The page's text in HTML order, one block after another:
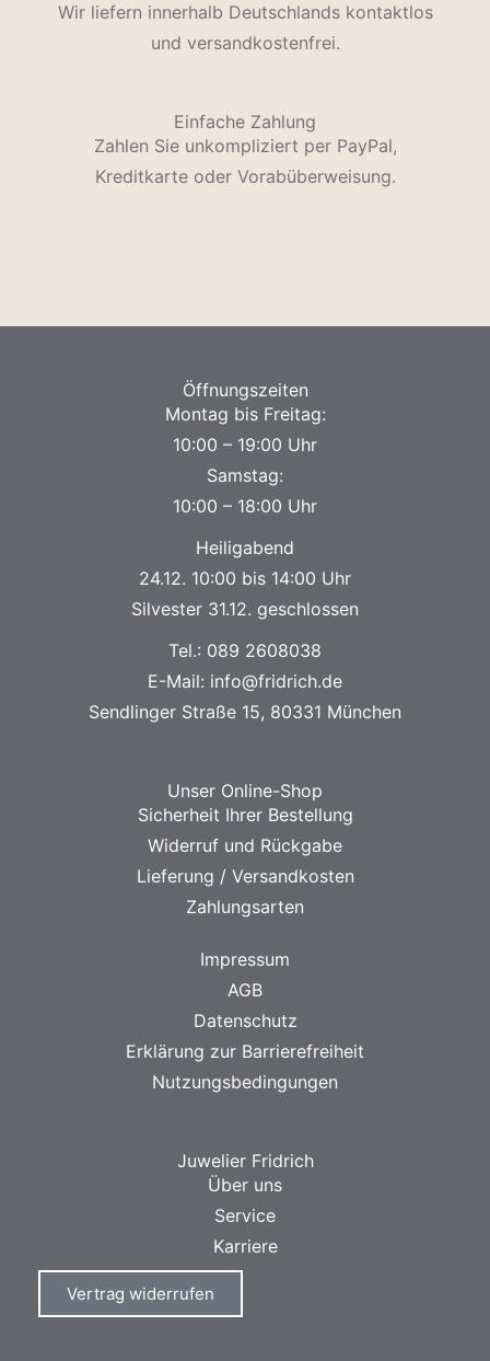
Wir liefern innerhalb Deutschlands kontaktlos
und versandkostenfrei.
Einfache Zahlung
Zahlen Sie unkompliziert per PayPal,
Kreditkarte oder Vorabüberweisung.
Öffnungszeiten
Montag bis Freitag:
10:00 – 19:00 Uhr
Samstag:
10:00 – 18:00 Uhr
Heiligabend
24.12. 10:00 bis 14:00 Uhr
Silvester 31.12. geschlossen
Tel.: 089 2608038
E-Mail: info@fridrich.de
Sendlinger Straße 15, 80331 München
Unser Online-Shop
Sicherheit Ihrer Bestellung
Widerruf und Rückgabe
Lieferung / Versandkosten
Zahlungsarten
Impressum
AGB
Datenschutz
Erklärung zur Barrierefreiheit
Nutzungsbedingungen
Juwelier Fridrich
Über uns
Service
Karriere
Vertrag widerrufen